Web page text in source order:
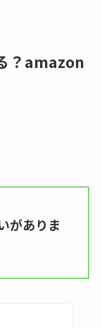
ビニで売っ
こで売っ
トゲルが
・amazonで
ミも調査
？セール・
？amazon
がありま